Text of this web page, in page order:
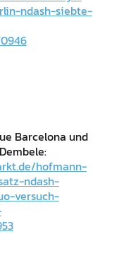
ndash-siebte-
Barcelona und
hofmann-
ndash-
versuch-